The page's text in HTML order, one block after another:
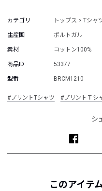
カテゴリ トップス > Tシャ
生産国 ポルトガル
素材 コットン100%
商品ID 53377
型番 BRCM1210
#プリントTシャツ #プリントＴシ
シ
このアイテ